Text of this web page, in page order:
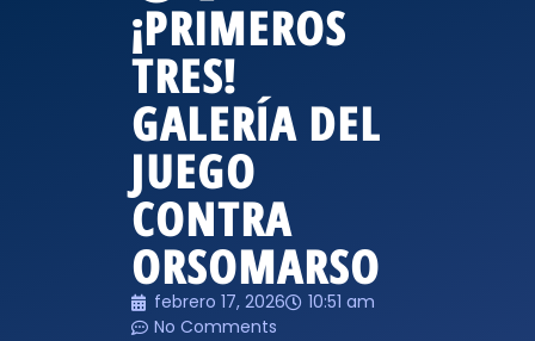
¡PRIMEROS
TRES!
GALERÍA DEL
JUEGO
CONTRA
ORSOMARSO
febrero 17, 2026
10:51 am
No Comments